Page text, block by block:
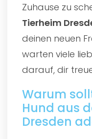
Zuhause zu
Tierheim
deinen neuen
warten viele
darauf, dir
Warum
Hund aus
Dresden